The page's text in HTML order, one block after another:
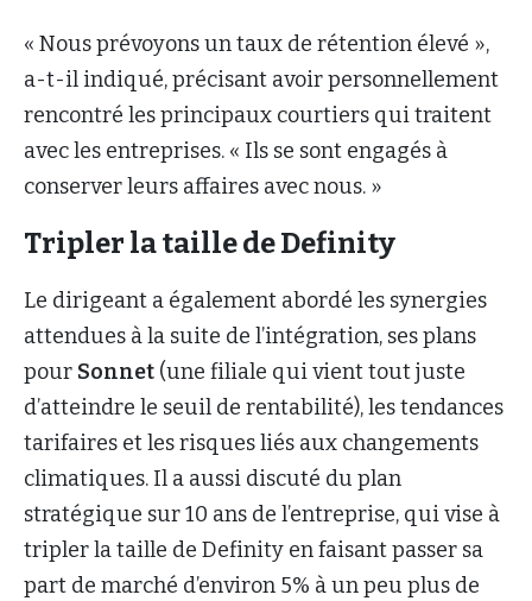
« Nous prévoyons un taux de rétention élevé »,
a-t-il indiqué, précisant avoir personnellement
rencontré les principaux courtiers qui traitent
avec les entreprises. « Ils se sont engagés à
conserver leurs affaires avec nous. »
Tripler la taille de Definity
Le dirigeant a également abordé les synergies
attendues à la suite de l’intégration, ses plans
pour Sonnet (une filiale qui vient tout juste
d’atteindre le seuil de rentabilité), les tendances
tarifaires et les risques liés aux changements
climatiques. Il a aussi discuté du plan
stratégique sur 10 ans de l’entreprise, qui vise à
tripler la taille de Definity en faisant passer sa
part de marché d’environ 5% à un peu plus de